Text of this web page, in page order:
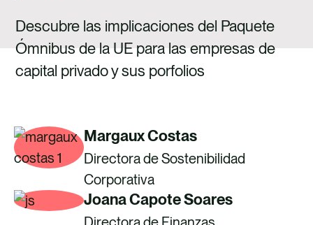
Descubre las implicaciones del Paquete
Ómnibus de la UE para las empresas de
capital privado y sus porfolios
Margaux Costas
Directora de Sostenibilidad
Corporativa
Joana Capote Soares